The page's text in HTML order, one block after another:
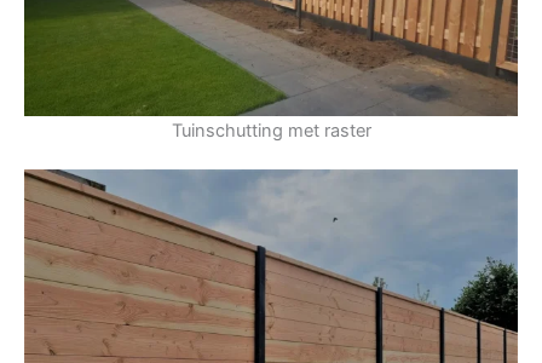
Tuinschutting met raster